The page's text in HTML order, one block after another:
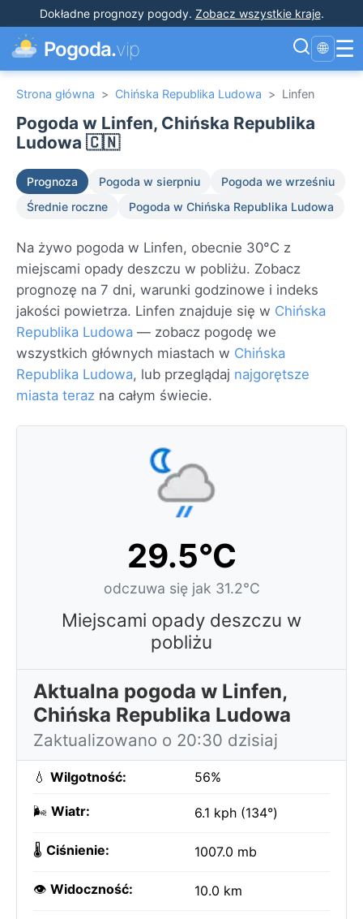
Dokładne prognozy pogody. Zobacz wszystkie kraje.
Pogoda.vip 🌐 ☰
Strona główna > Chińska Republika Ludowa > Linfen
Pogoda w Linfen, Chińska Republika
Ludowa 🇨🇳
Prognoza Pogoda w sierpniu
Pogoda we wrześniu
Średnie roczne
Pogoda w Chińska Republika Ludowa
Na żywo pogoda w Linfen, obecnie 30°C z
miejscami opady deszczu w pobliżu. Zobacz
prognozę na 7 dni, warunki godzinowe i indeks
jakości powietrza. Linfen znajduje się w Chińska
Republika Ludowa — zobacz pogodę we
wszystkich głównych miastach w Chińska
Republika Ludowa, lub przeglądaj najgorętsze
miasta teraz na całym świecie.
29.5°C
odczuwa się jak 31.2°C
Miejscami opady deszczu w
pobliżu
Aktualna pogoda w Linfen,
Chińska Republika Ludowa
Zaktualizowano o 20:30 dzisiaj
💧 Wilgotność: 56%
🌬️ Wiatr: 6.1 kph (134°)
🌡️ Ciśnienie: 1007.0 mb
👁️ Widoczność: 10.0 km